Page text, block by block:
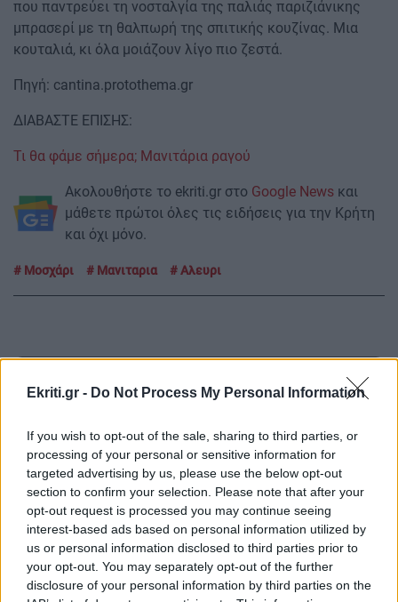
Ekriti.gr - Do Not Process My Personal Information
If you wish to opt-out of the sale, sharing to third parties, or
processing of your personal or sensitive information for
targeted advertising by us, please use the below opt-out
section to confirm your selection. Please note that after your
opt-out request is processed you may continue seeing
interest-based ads based on personal information utilized by
us or personal information disclosed to third parties prior to
your opt-out. You may separately opt-out of the further
disclosure of your personal information by third parties on the
που παντρεύει τη νοσταλγία της παλιάς παριζιάνικης
μπρασερί με τη θαλπωρή της σπιτικής κουζίνας. Μια
κουταλιά, κι όλα μοιάζουν λίγο πιο ζεστά.
Πηγή: cantina.protothema.gr
ΔΙΑΒΑΣΤΕ ΕΠΙΣΗΣ:
Τι θα φάμε σήμερα; Μανιτάρια ραγού
Ακολουθήστε το ekriti.gr στο Google News και
μάθετε πρώτοι όλες τις ειδήσεις για την Κρήτη
και όχι μόνο.
Μοσχάρι Μανιταρια Αλευρι
ΡΟΗ ΕΙΔΗΣΕΩΝ
20:00
GOSSIP - LIFESTYLE
Ο Γιάννης Τσιμιτσέλης φέρνει την απόλυτη
ανατροπή με το «The Quiz With Balls» στον
ΣΚΑΪ
19:55
ΚΡΗΤΗ
Ηράκλειο: Σοβαρή καταγγελία - Τουρίστας